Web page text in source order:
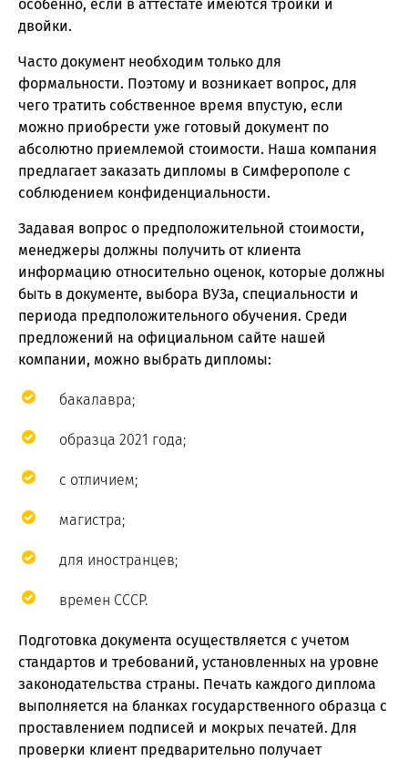
особенно, если в аттестате имеются тройки и
двойки.
Часто документ необходим только для
формальности. Поэтому и возникает вопрос, для
чего тратить собственное время впустую, если
можно приобрести уже готовый документ по
абсолютно приемлемой стоимости. Наша компания
предлагает заказать дипломы в Симферополе с
соблюдением конфиденциальности.
Задавая вопрос о предположительной стоимости,
менеджеры должны получить от клиента
информацию относительно оценок, которые должны
быть в документе, выбора ВУЗа, специальности и
периода предположительного обучения. Среди
предложений на официальном сайте нашей
компании, можно выбрать дипломы:
бакалавра;
образца 2021 года;
с отличием;
магистра;
для иностранцев;
времен СССР.
Подготовка документа осуществляется с учетом
стандартов и требований, установленных на уровне
законодательства страны. Печать каждого диплома
выполняется на бланках государственного образца с
проставлением подписей и мокрых печатей. Для
проверки клиент предварительно получает